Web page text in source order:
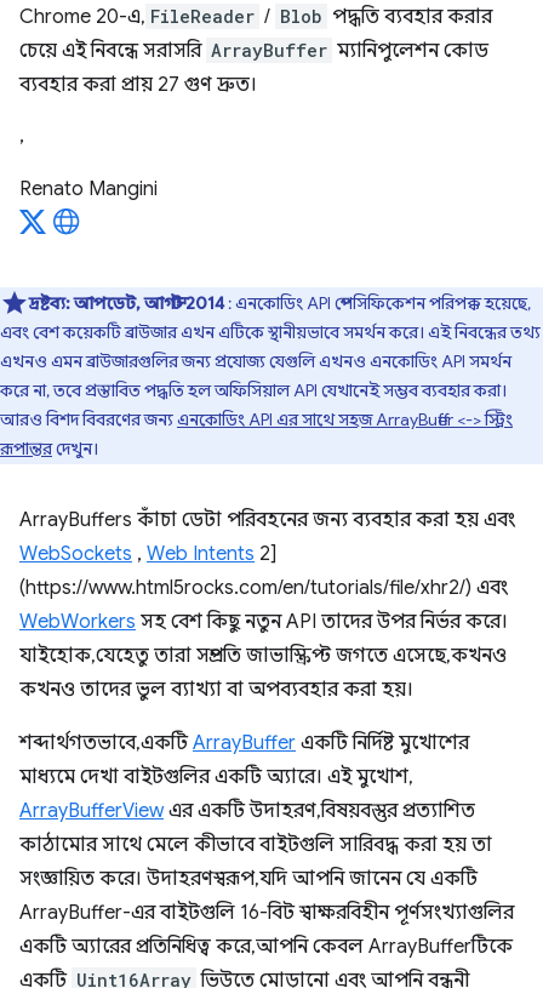
Chrome 20-এ, FileReader / Blob পদ্ধতি ব্যবহার করার
চেয়ে এই নিবন্ধে সরাসরি ArrayBuffer ম্যানিপুলেশন কোড
ব্যবহার করা প্রায় 27 গুণ দ্রুত।
,
Renato Mangini
দ্রষ্টব্য:আপডেট, আগস্ট 2014: এনকোডিং API স্পেসিফিকেশন পরিপক্ক হয়েছে,
এবং বেশ কয়েকটি ব্রাউজার এখন এটিকে স্থানীয়ভাবে সমর্থন করে। এই নিবন্ধের তথ্য
এখনও এমন ব্রাউজারগুলির জন্য প্রযোজ্য যেগুলি এখনও এনকোডিং API সমর্থন
করে না, তবে প্রস্তাবিত পদ্ধতি হল অফিসিয়াল API যেখানেই সম্ভব ব্যবহার করা।
আরও বিশদ বিবরণের জন্যএনকোডিং API এর সাথে সহজ ArrayBuffer <-> স্ট্রিং
রূপান্তরদেখুন।
ArrayBuffers কাঁচা ডেটা পরিবহনের জন্য ব্যবহার করা হয় এবং
WebSockets , Web Intents 2]
(https://www.html5rocks.com/en/tutorials/file/xhr2/) এবং
WebWorkers সহ বেশ কিছু নতুন API তাদের উপর নির্ভর করে।
যাইহোক, যেহেতু তারা সম্প্রতি জাভাস্ক্রিপ্ট জগতে এসেছে, কখনও
কখনও তাদের ভুল ব্যাখ্যা বা অপব্যবহার করা হয়।
শব্দার্থগতভাবে, একটিArrayBuffer একটি নির্দিষ্ট মুখোশের
মাধ্যমে দেখা বাইটগুলির একটি অ্যারে। এই মুখোশ,
ArrayBufferViewএর একটি উদাহরণ, বিষয়বস্তুর প্রত্যাশিত
কাঠামোর সাথে মেলে কীভাবে বাইটগুলি সারিবদ্ধ করা হয় তা
সংজ্ঞায়িত করে। উদাহরণস্বরূপ, যদি আপনি জানেন যে একটি
ArrayBuffer-এর বাইটগুলি 16-বিট স্বাক্ষরবিহীন পূর্ণসংখ্যাগুলির
একটি অ্যারের প্রতিনিধিত্ব করে, আপনি কেবল ArrayBufferটিকে
একটি Uint16Array ভিউতে মোড়ানো এবং আপনি বন্ধনী